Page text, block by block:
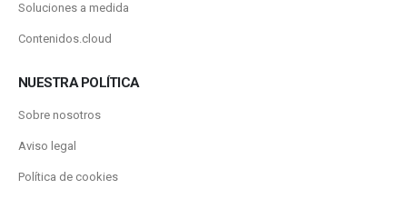
Soluciones a medida
Contenidos.cloud
NUESTRA POLÍTICA
Sobre nosotros
Aviso legal
Política de cookies